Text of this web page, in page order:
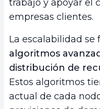
trabajo y apoyar el
empresas clientes.
La escalabilidad
algoritmos
distribución de
Estos algoritmos
actual de cada